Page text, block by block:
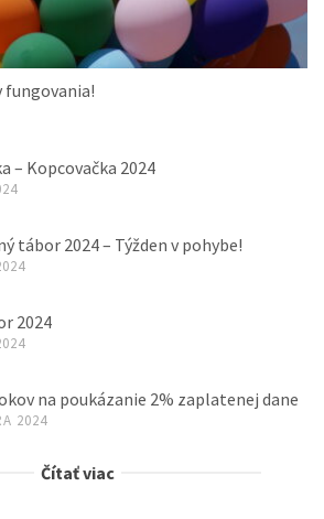
fungovania!
– Kopcovačka 2024
tábor 2024 – Týžden v pohybe!
2024
na poukázanie 2% zaplatenej dane
2024
Čítať viac